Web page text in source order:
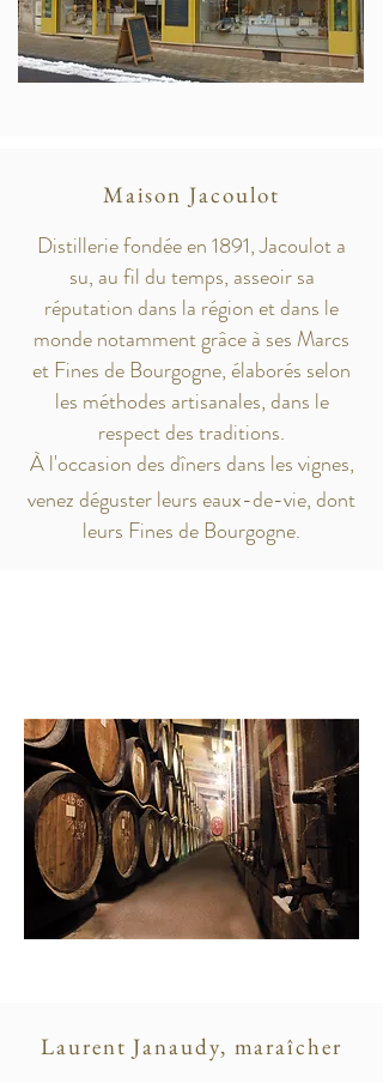
Maison Jacoulot
Distillerie fondée en 1891, Jacoulot a
su, au fil du temps, asseoir sa
réputation dans la région et dans le
monde notamment grâce à ses Marcs
et Fines de Bourgogne, élaborés selon
les méthodes artisanales, dans le
respect des traditions.
À l'occasion des dîners dans les vignes,
venez déguster leurs eaux-de-vie, dont
leurs Fines de Bourgogne.
Laurent Janaudy, maraîcher